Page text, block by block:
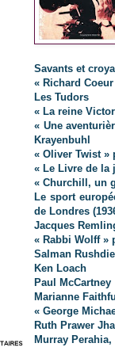
Savants et
« Richard
Les Tudors
« La reine
« Une
Krayenbuhl
« Oliver Twist »
« Le Livre de la
« Churchill, un
Le sport
de Londres
Jacques
« Rabbi Wolff »
Salman Rushdie
Ken Loach
Paul McCartney
Marianne
« George
Ruth Prawer
Murray